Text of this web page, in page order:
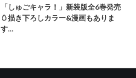
「しゅごキャラ！」新装版全6巻発売
🥚描き下ろしカラー&漫画もありま
す…